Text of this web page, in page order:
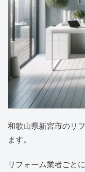
和歌山県新宮市のリ
ます。
リフォーム業者ごと